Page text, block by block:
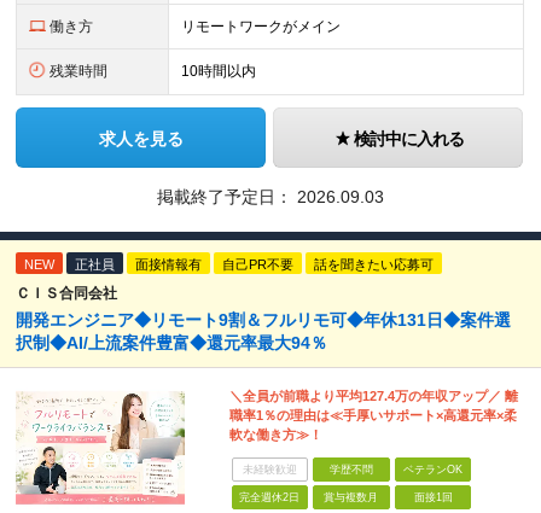
働き方 リモートワークがメイン
残業時間 10時間以内
求人を見る 検討中に入れる
掲載終了予定日： 2026.09.03
NEW 正社員 面接情報有 自己PR不要 話を聞きたい応募可
ＣＩＳ合同会社
開発エンジニア◆リモート9割＆フルリモ可◆年休131日◆案件選
択制◆AI/上流案件豊富◆還元率最大94％
＼全員が前職より平均127.4万の年収アップ／ 離
職率1％の理由は≪手厚いサポート×高還元率×柔
軟な働き方≫！
未経験歓迎 学歴不問 ベテランOK
完全週休2日 賞与複数月 面接1回